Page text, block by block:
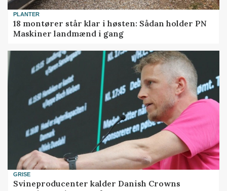
PLANTER
18 montører står klar i høsten: Sådan holder PN
Maskiner landmænd i gang
GRISE
Svineproducenter kalder Danish Crowns